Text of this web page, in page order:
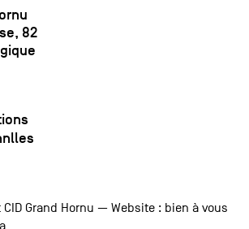
82
Grand Hornu — Website : bien à vous